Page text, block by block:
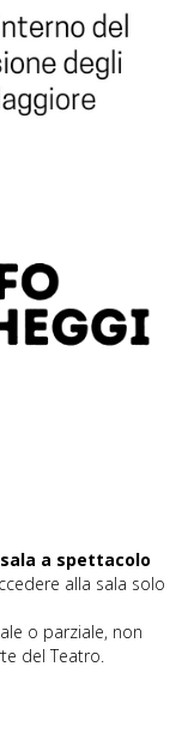
a spettacolo
alla sala solo
o parziale, non
del Teatro.